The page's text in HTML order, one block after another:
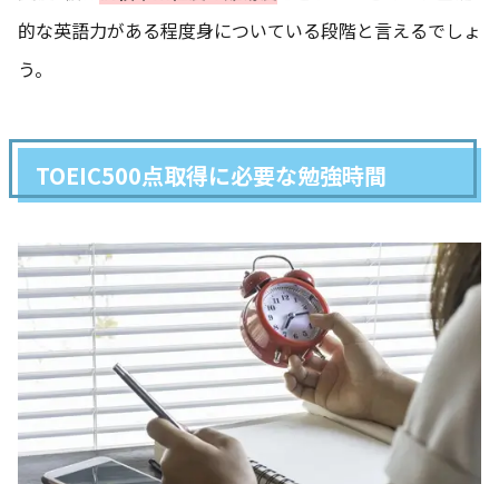
的な英語力がある程度身についている段階と言えるでしょ
う。
TOEIC500点取得に必要な勉強時間